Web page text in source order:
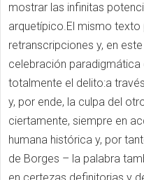
mostrar las infinitas
arquetípico.El mismo texto
retranscripciones y, en
celebración
totalmente el delito:a
y, por ende, la culpa del
ciertamente, siempre en
humana histórica y, por
de Borges – la palabra